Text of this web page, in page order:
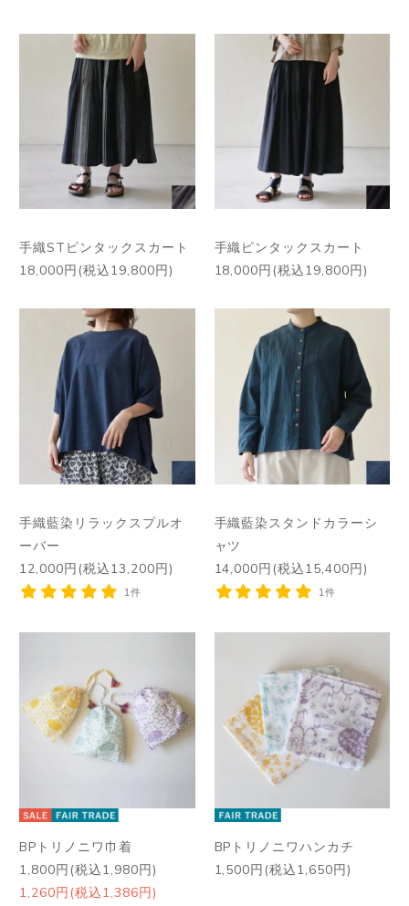
手織STピンタックスカート
18,000円(税込19,800円)
手織ピンタックスカート
18,000円(税込19,800円)
手織藍染リラックスプルオ
ーバー
12,000円(税込13,200円)
1件
手織藍染スタンドカラーシ
ャツ
14,000円(税込15,400円)
1件
BPトリノニワ巾着
1,800円(税込1,980円)
1,260円(税込1,386円)
BPトリノニワハンカチ
1,500円(税込1,650円)